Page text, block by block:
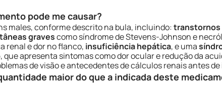
pode me causar?
males, conforme descrito na bula, incluindo:transtornos
gravescomo síndrome de Stevens-Johnson e
renal e dor no flanco, insuficiência hepática, e uma
, que apresenta sintomas como dor ocular e redução da
de visão e antecedentes de cálculos renais antes
maior do que a indicada deste